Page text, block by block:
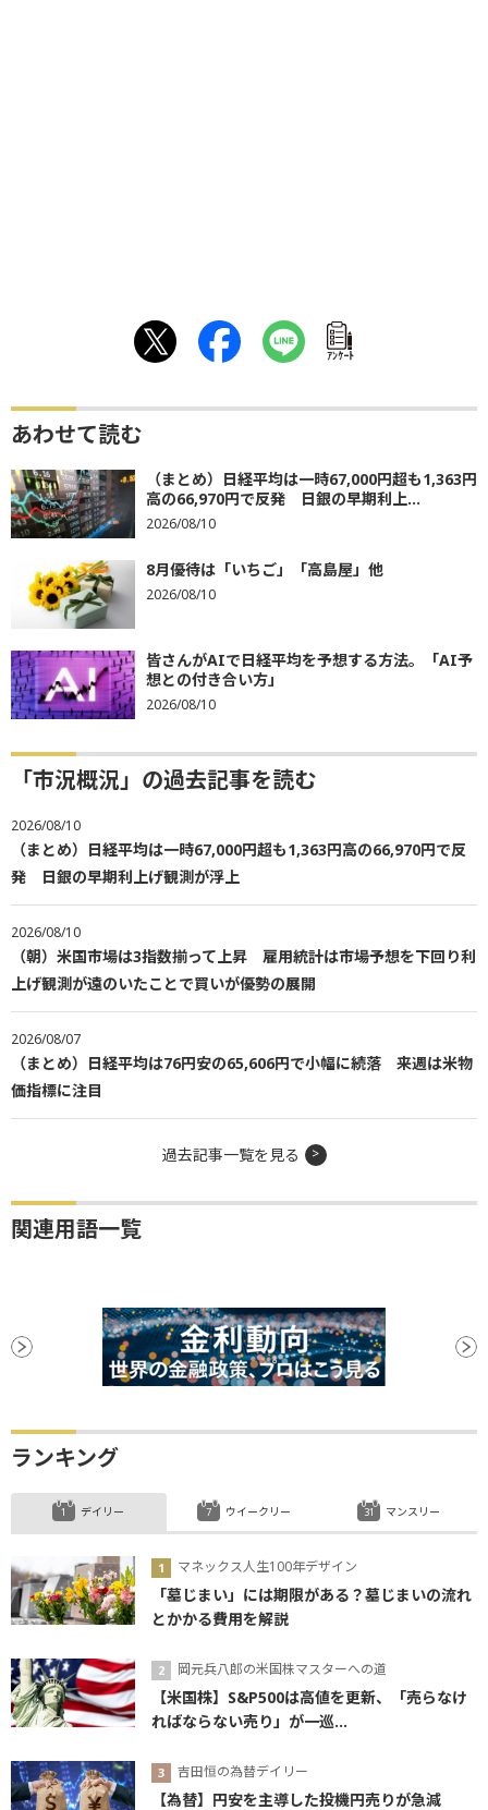
ｱﾝｹｰﾄ
あわせて読む
（まとめ）日経平均は一時67,000円超も1,363円
高の66,970円で反発 日銀の早期利上...
2026/08/10
8月優待は「いちご」「高島屋」他
2026/08/10
皆さんがAIで日経平均を予想する方法。「AI予
想との付き合い方」
2026/08/10
「市況概況」の過去記事を読む
2026/08/10
（まとめ）日経平均は一時67,000円超も1,363円高の66,970円で反
発 日銀の早期利上げ観測が浮上
2026/08/10
（朝）米国市場は3指数揃って上昇 雇用統計は市場予想を下回り利
上げ観測が遠のいたことで買いが優勢の展開
2026/08/07
（まとめ）日経平均は76円安の65,606円で小幅に続落 来週は米物
価指標に注目
過去記事一覧を見る
関連用語一覧
ランキング
デイリー
マネックス人生100年デザイン
「墓じまい」には期限がある？墓じまいの流れ
とかかる費用を解説
岡元兵八郎の米国株マスターへの道
【米国株】S&P500は高値を更新、「売らなけ
ればならない売り」が一巡...
吉田恒の為替デイリー
【為替】円安を主導した投機円売りが急減
ウイークリー マンスリー